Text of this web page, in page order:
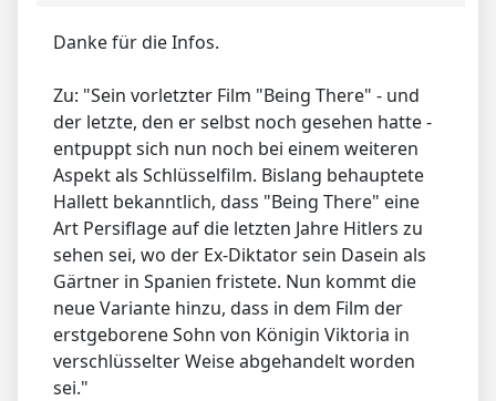
Danke für die Infos.
Zu: "Sein vorletzter Film "Being There" - und
der letzte, den er selbst noch gesehen hatte -
entpuppt sich nun noch bei einem weiteren
Aspekt als Schlüsselfilm. Bislang behauptete
Hallett bekanntlich, dass "Being There" eine
Art Persiflage auf die letzten Jahre Hitlers zu
sehen sei, wo der Ex-Diktator sein Dasein als
Gärtner in Spanien fristete. Nun kommt die
neue Variante hinzu, dass in dem Film der
erstgeborene Sohn von Königin Viktoria in
verschlüsselter Weise abgehandelt worden
sei."